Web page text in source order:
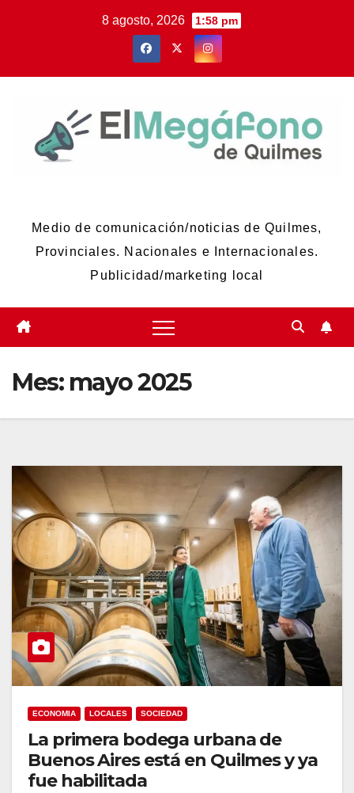
8 agosto, 2026 1:58 pm
Medio de comunicación/noticias de Quilmes,
Provinciales. Nacionales e Internacionales.
Publicidad/marketing local
Mes: mayo 2025
ECONOMIA LOCALES SOCIEDAD
La primera bodega urbana de
Buenos Aires está en Quilmes y ya
fue habilitada